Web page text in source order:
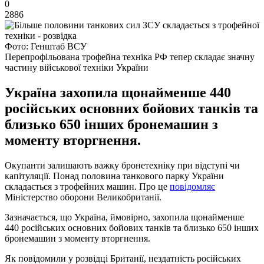
0
2886
Фото: Генштаб ВСУ
Перепрофільована трофейна техніка РФ тепер складає значну
частину військової техніки України
Україна захопила щонайменше 440
російських основних бойових танків та
близько 650 інших бронемашин з
моменту вторгнення.
Окупанти залишають важку бронетехніку при відступі чи
капітуляції. Понад половина танкового парку України
складається з трофейних машин. Про це повідомляє
Міністерство оборони Великобританії.
Зазначається, що Україна, ймовірно, захопила щонайменше
440 російських основних бойових танків та близько 650 інших
бронемашин з моменту вторгнення.
Як повідомили у розвідці Британії, нездатність російських